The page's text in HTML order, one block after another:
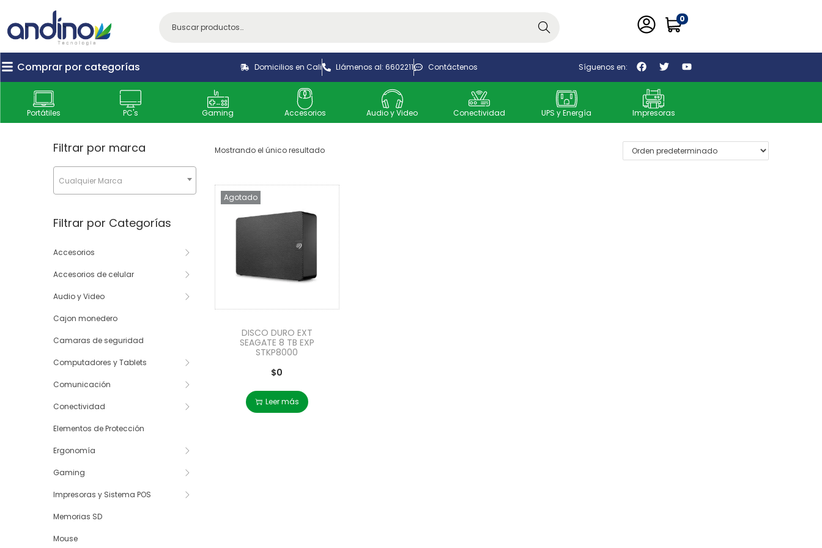
Buscar
0
Comprar por categorías Domicilios en Cali Llámenos al: 6602211 Contáctenos Síguenos en:
Portátiles PC's Gaming Accesorios Audio y Video Conectividad UPS y Energía Impresoras
Mostrando el único resultado
Agotado
DISCO DURO EXT
SEAGATE 8 TB EXP
STKP8000
$0
Leer más
Filtrar por marca
Cualquier Marca
Filtrar por Categorías
Accesorios
Accesorios de celular
Audio y Video
Cajon monedero
Camaras de seguridad
Computadores y Tablets
Comunicación
Conectividad
Elementos de Protección
Ergonomía
Gaming
Impresoras y Sistema POS
Memorias SD
Mouse